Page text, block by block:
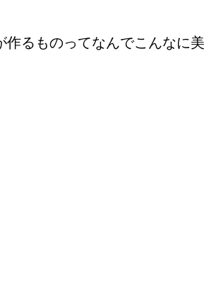
るものってなんでこんなに美